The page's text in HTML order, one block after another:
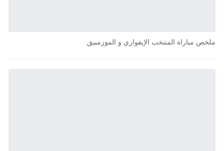
ملخص مباراة المنتخب الإيفواري و الموزمبيق